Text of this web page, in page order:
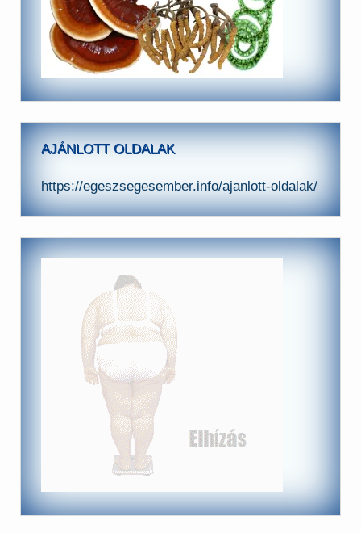
AJÁNLOTT OLDALAK
https://egeszsegesember.info/ajanlott-oldalak/